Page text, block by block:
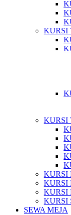
KURSI
KURSI
KURSI
KURSI
KURSI
KURSI
SEWA MEJA